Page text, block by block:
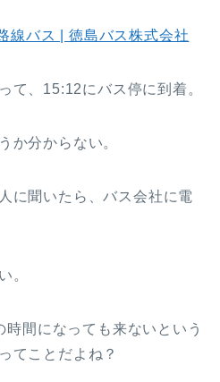
線バス | 徳島バス株式会社
て、15:12にバス停に到着。
か分からない。
に聞いたら、バス会社に電
。
間になっても来ないという
てことだよね？